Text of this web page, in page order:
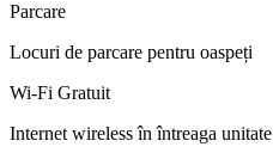
Parcare
Locuri de parcare pentru oaspeți
Wi-Fi Gratuit
Internet wireless în întreaga unitate